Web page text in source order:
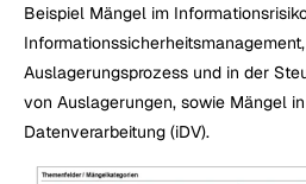
Beispiel Mängel im
Auslagerungsprozess und in der
von Auslagerungen, sowie Mängel
Datenverarbeitung (iDV).